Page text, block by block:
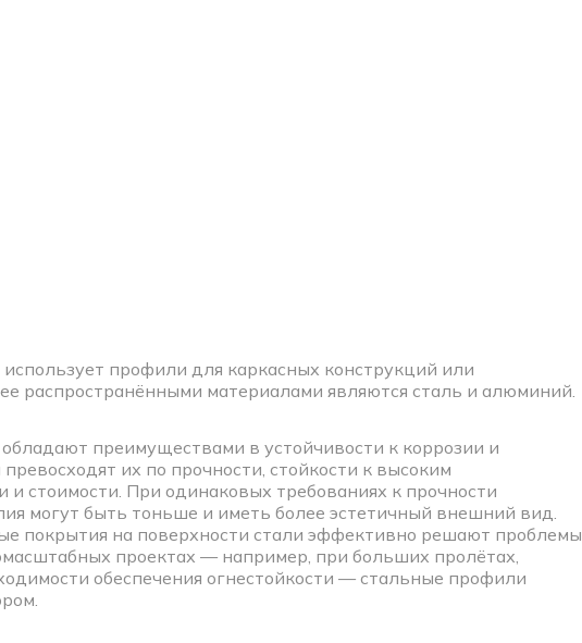
профили для каркасных конструкций или
распространёнными материалами являются сталь и алюминий.
преимуществами в устойчивости к коррозии и
их по прочности, стойкости к высоким
и стоимости. При одинаковых требованиях к прочности
могут быть тоньше и иметь более эстетичный внешний вид.
покрытия на поверхности стали эффективно решают проблемы
проектах — например, при больших пролётах,
обеспечения огнестойкости — стальные профили